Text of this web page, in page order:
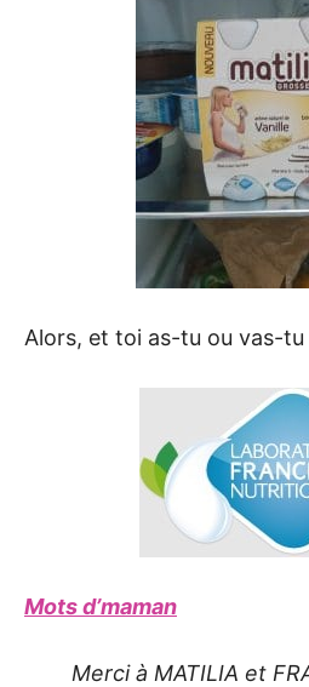
Alors, et toi as-tu ou vas-
Mots d’maman
Merci à MATILIA et